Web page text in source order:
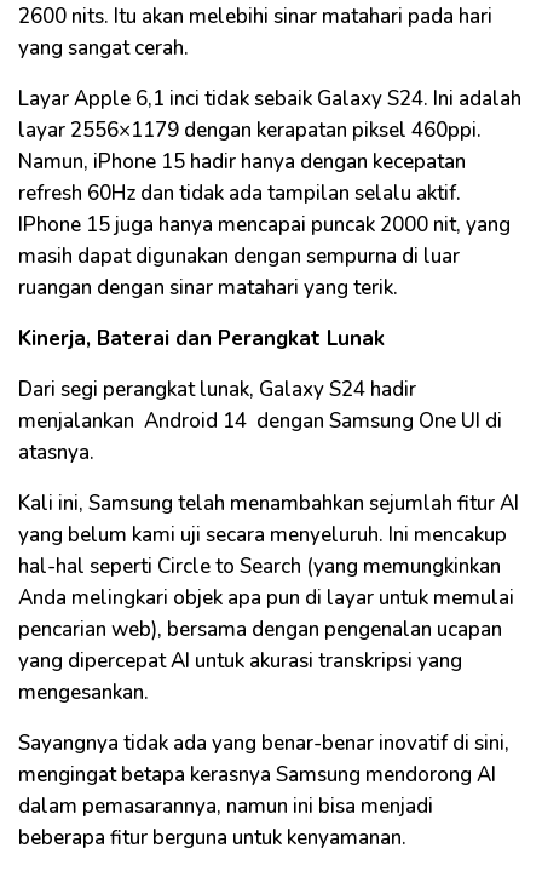
2600 nits. Itu akan melebihi sinar matahari pada hari
yang sangat cerah.
Layar Apple 6,1 inci tidak sebaik Galaxy S24. Ini adalah
layar 2556×1179 dengan kerapatan piksel 460ppi.
Namun, iPhone 15 hadir hanya dengan kecepatan
refresh 60Hz dan tidak ada tampilan selalu aktif.
IPhone 15 juga hanya mencapai puncak 2000 nit, yang
masih dapat digunakan dengan sempurna di luar
ruangan dengan sinar matahari yang terik.
Kinerja, Baterai dan Perangkat Lunak
Dari segi perangkat lunak, Galaxy S24 hadir
menjalankan Android 14 dengan Samsung One UI di
atasnya.
Kali ini, Samsung telah menambahkan sejumlah fitur AI
yang belum kami uji secara menyeluruh. Ini mencakup
hal-hal seperti Circle to Search (yang memungkinkan
Anda melingkari objek apa pun di layar untuk memulai
pencarian web), bersama dengan pengenalan ucapan
yang dipercepat AI untuk akurasi transkripsi yang
mengesankan.
Sayangnya tidak ada yang benar-benar inovatif di sini,
mengingat betapa kerasnya Samsung mendorong AI
dalam pemasarannya, namun ini bisa menjadi
beberapa fitur berguna untuk kenyamanan.